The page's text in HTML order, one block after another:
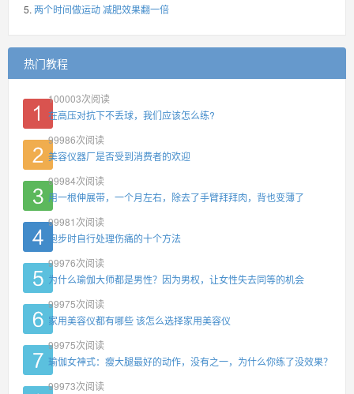
两个时间做运动 减肥效果翻一倍
热门教程
100003次阅读
在高压对抗下不丢球，我们应该怎么练?
99986次阅读
美容仪器厂是否受到消费者的欢迎
99984次阅读
用一根伸展带，一个月左右，除去了手臂拜拜肉，背也变薄了
99981 次阅读
跑步时自行处理伤痛的十个方法
99976次阅读
为什么瑜伽大师都是男性？因为男权，让女性失去同等的机会
99975次阅读
家用美容仪都有哪些 该怎么选择家用美容仪
99975次阅读
瑜伽女神式：瘦大腿最好的动作，没有之一，为什么你练了没效果？
99973次阅读